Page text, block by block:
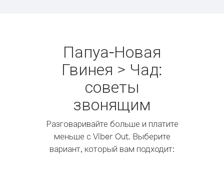
Папуа-Новая
Гвинея > Чад:
советы
звонящим
Разговаривайте больше и платите
меньше с Viber Out. Выберите
вариант, который вам подходит: